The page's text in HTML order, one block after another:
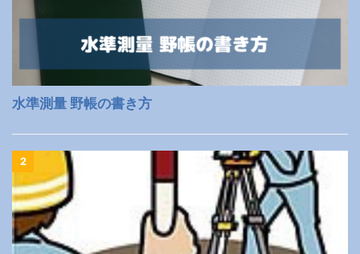
水準測量 野帳の書き方
2